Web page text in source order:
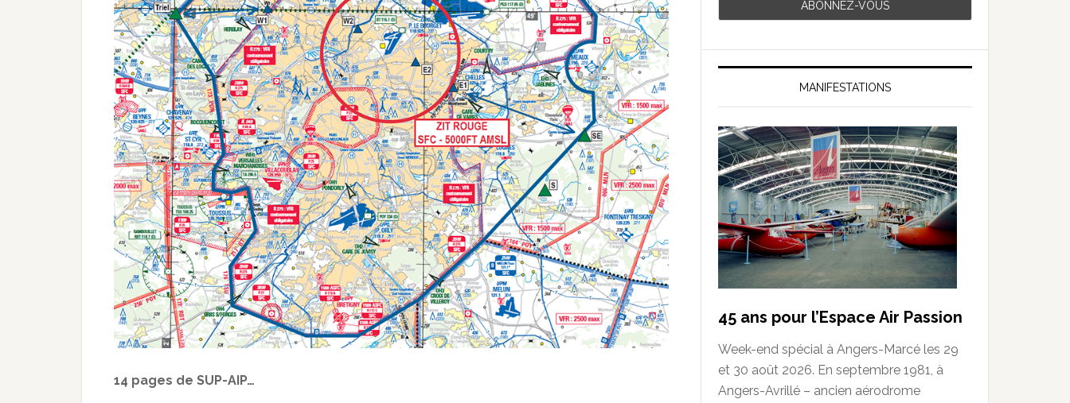
14 pages de SUP-AIP…
MANIFESTATIONS
45 ans pour l’Espace Air Passion
Week-end spécial à Angers-Marcé les 29
et 30 août 2026. En septembre 1981, à
Angers-Avrillé – ancien aérodrome